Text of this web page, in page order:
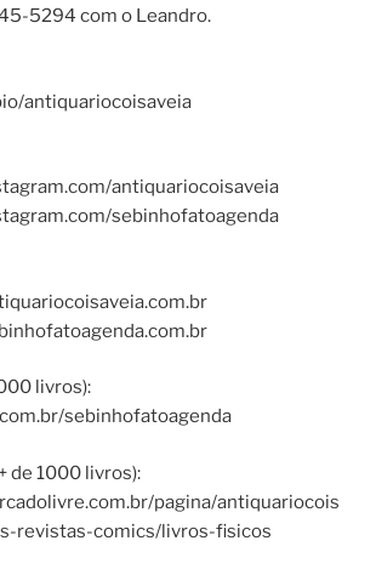
5294 com o Leandro.
antiquariocoisaveia
antiquariocoisaveia
sebinhofatoagenda
livros):
sebinhofatoagenda
de 1000 livros):
pagina/antiquariocois
revistas-comics/livros-fisicos